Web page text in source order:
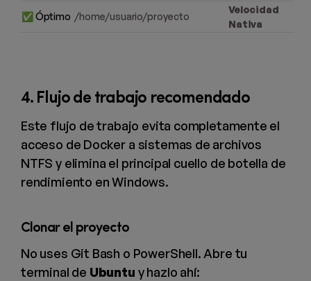
✅ Óptimo /home/usuario/proyecto
Velocidad
Nativa
4. Flujo de trabajo recomendado
Este flujo de trabajo evita completamente el
acceso de Docker a sistemas de archivos
NTFS y elimina el principal cuello de botella de
rendimiento en Windows.
Clonar el proyecto
No uses Git Bash o PowerShell. Abre tu
terminal de Ubuntu y hazlo ahí: